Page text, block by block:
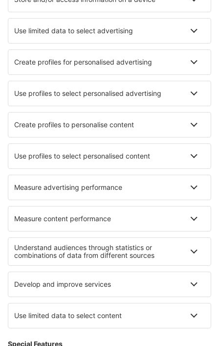
Cazare în Guinea - Orașe populare
Cazare în Kankan Cazare în Faranah
Cazare în Macenta Cazare în Conakry
Cazare în Kissidougou Cazare în Fira Cazare în Labe
Cele mai bune locuri de cazare - orașe
Cazare în Hollis Cazare în Le Mesnil-Esnard
Cazare în Lengefeld Cazare în Loftus
Cazare în Port-en-Bessin-Huppain
Cele mai bune locuri de cazare - regiuni
Cazare in Parcul Național Magurski Cazare in Podunajsko
Cazare in Tortuguero National Park
Cazare În Velingrad județul